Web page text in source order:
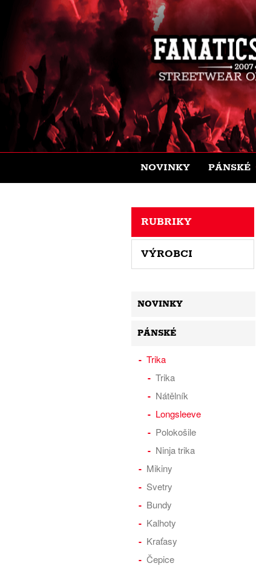
NOVINKY PÁNSKÉ
RUBRIKY
VÝROBCI
NOVINKY
PÁNSKÉ
Trika
Trika
Nátělník
Longsleeve
Polokošile
Ninja trika
Mikiny
Svetry
Bundy
Kalhoty
Kraťasy
Čepice